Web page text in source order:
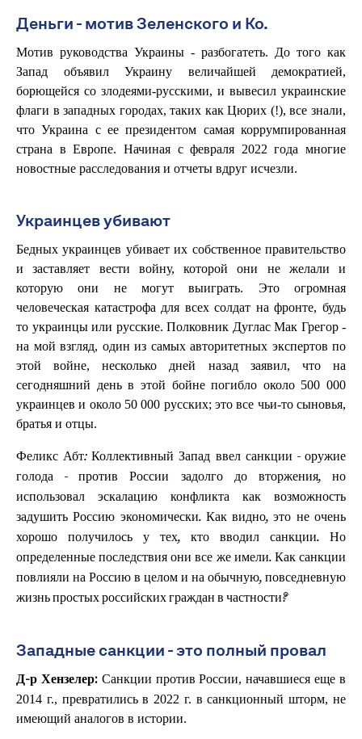
Деньги - мотив Зеленского и Ко.
Мотив руководства Украины - разбогатеть. До того как
Запад объявил Украину величайшей демократией,
борющейся со злодеями-русскими, и вывесил украинские
флаги в западных городах, таких как Цюрих (!), все знали,
что Украина с ее президентом самая коррумпированная
страна в Европе. Начиная с февраля 2022 года многие
новостные расследования и отчеты вдруг исчезли.
Украинцев убивают
Бедных украинцев убивает их собственное правительство
и заставляет вести войну, которой они не желали и
которую они не могут выиграть. Это огромная
человеческая катастрофа для всех солдат на фронте, будь
то украинцы или русские. Полковник Дуглас Мак Грегор -
на мой взгляд, один из самых авторитетных экспертов по
этой войне, несколько дней назад заявил, что на
сегодняшний день в этой бойне погибло около 500 000
украинцев и около 50 000 русских; это все чьи-то сыновья,
братья и отцы.
Феликс Абт: Коллективный Запад ввел санкции - оружие
голода - против России задолго до вторжения, но
использовал эскалацию конфликта как возможность
задушить Россию экономически. Как видно, это не очень
хорошо получилось у тех, кто вводил санкции. Но
определенные последствия они все же имели. Как санкции
повлияли на Россию в целом и на обычную, повседневную
жизнь простых российских граждан в частности?
Западные санкции - это полный провал
Д-р Хензелер:Санкции против России, начавшиеся еще в
2014 г., превратились в 2022 г. в санкционный шторм, не
имеющий аналогов в истории.